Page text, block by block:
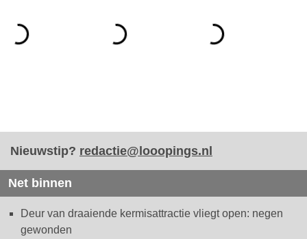
Nieuwstip? redactie@looopings.nl
Net binnen
Deur van draaiende kermisattractie vliegt open: negen
gewonden